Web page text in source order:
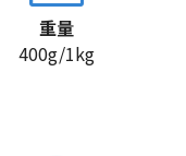
重量
400g/1kg